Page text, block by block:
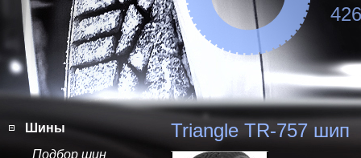
Шины
Подбор шин
Triangle TR-757 шип